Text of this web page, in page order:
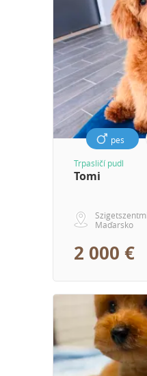
pes
Trpasličí pudl
Tomi
Maďarsko
2 000 €